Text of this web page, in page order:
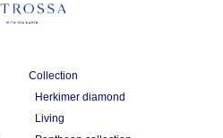
Collection
Herkimer diamond
Living